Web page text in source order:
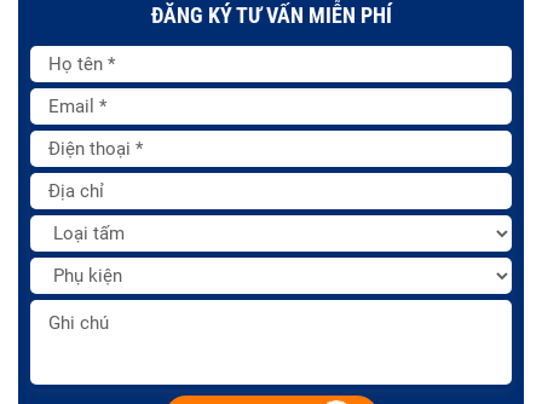
ĐĂNG KÝ TƯ VẤN MIỄN PHÍ